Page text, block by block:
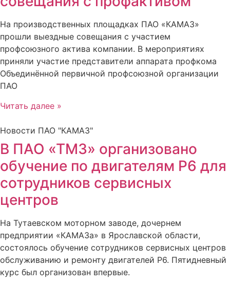
На производственных площадках ПАО «КАМАЗ»
прошли выездные совещания с участием
профсоюзного актива компании. В мероприятиях
приняли участие представители аппарата профкома
Объединённой первичной профсоюзной организации
ПАО
Читать далее »
Новости ПАО "КАМАЗ"
В ПАО «ТМЗ» организовано
обучение по двигателям Р6 для
сотрудников сервисных
центров
На Тутаевском моторном заводе, дочернем
предприятии «КАМАЗа» в Ярославской области,
состоялось обучение сотрудников сервисных центров
обслуживанию и ремонту двигателей Р6. Пятидневный
курс был организован впервые.